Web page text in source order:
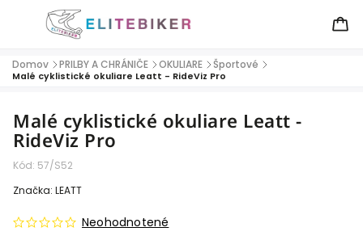
Domov / PRILBY A CHRÁNIČE / OKULIARE / Športové /
Malé cyklistické okuliare Leatt - RideViz Pro
Malé cyklistické okuliare Leatt -
RideViz Pro
Kód: 57/S52
Neohodnotené
Značka: LEATT